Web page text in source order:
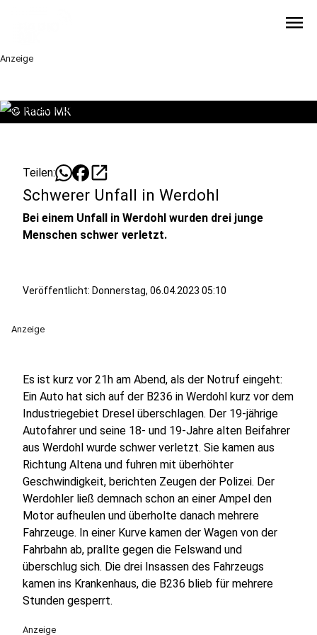
menu
Anzeige
© Radio MK
Teilen: open_in_new
Schwerer Unfall in Werdohl
Bei einem Unfall in Werdohl wurden drei junge
Menschen schwer verletzt.
Veröffentlicht: Donnerstag, 06.04.2023 05:10
Anzeige
Es ist kurz vor 21h am Abend, als der Notruf eingeht:
Ein Auto hat sich auf der B236 in Werdohl kurz vor dem
Industriegebiet Dresel überschlagen. Der 19-jährige
Autofahrer und seine 18- und 19-Jahre alten Beifahrer
aus Werdohl wurde schwer verletzt. Sie kamen aus
Richtung Altena und fuhren mit überhöhter
Geschwindigkeit, berichten Zeugen der Polizei. Der
Werdohler ließ demnach schon an einer Ampel den
Motor aufheulen und überholte danach mehrere
Fahrzeuge. In einer Kurve kamen der Wagen von der
Fahrbahn ab, prallte gegen die Felswand und
überschlug sich. Die drei Insassen des Fahrzeugs
kamen ins Krankenhaus, die B236 blieb für mehrere
Stunden gesperrt.
Anzeige